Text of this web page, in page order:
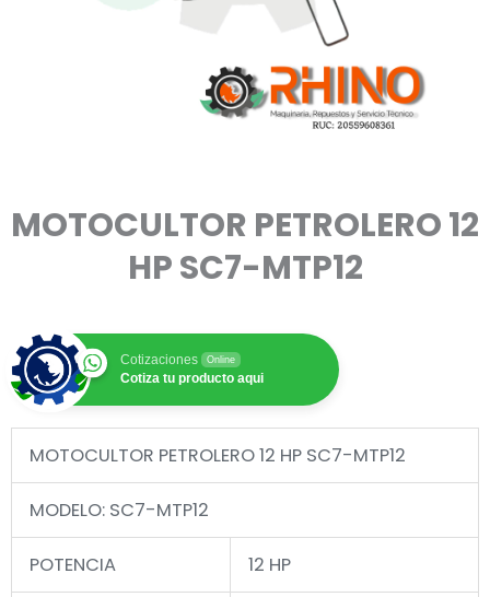
MOTOCULTOR PETROLERO 12
HP SC7-MTP12
Cotizaciones Online
Cotiza tu producto aqui
MOTOCULTOR PETROLERO 12 HP SC7-MTP12
MODELO: SC7-MTP12
POTENCIA 12 HP